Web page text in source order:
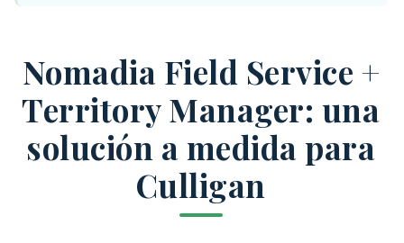
Nomadia Field Service +
Territory Manager: una
solución a medida para
Culligan